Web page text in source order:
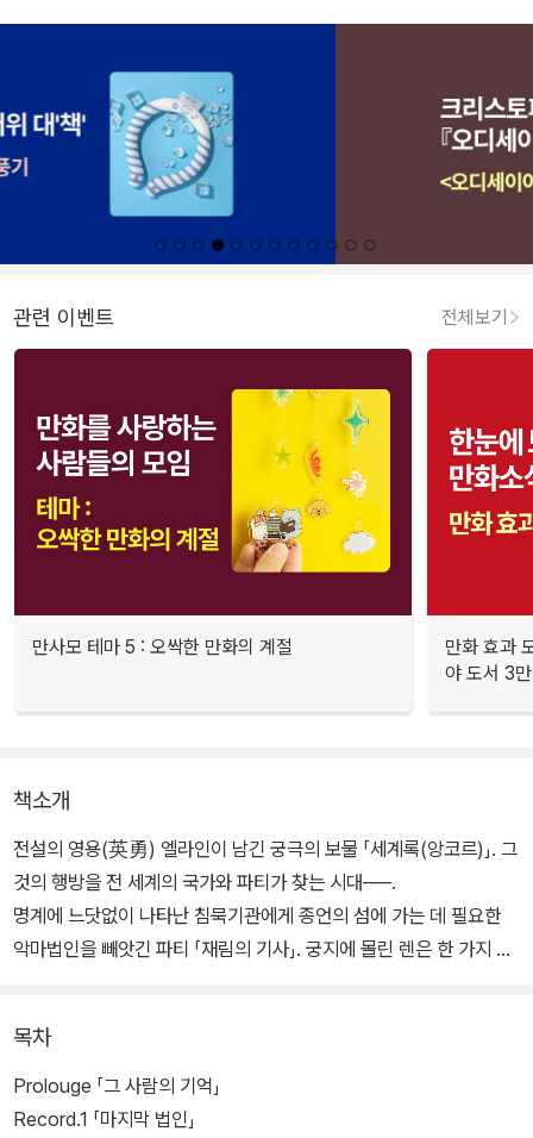
관련 이벤트 전체보기
만사모 테마 5 : 오싹한 만화의 계절
만화 효과
야 도서 3
책소개
전설의 영용(英勇) 엘라인이 남긴 궁극의 보물 「세계록(앙코르)」. 그
것의 행방을 전 세계의 국가와 파티가 찾는 시대──.
명계에 느닷없이 나타난 침묵기관에게 종언의 섬에 가는 데 필요한
악마법인을 빼앗긴 파티 「재림의 기사」. 궁지에 몰린 렌은 한 가지 비
곡을 연주하는 장소에서 벌어지는 뜨거운 앙코르 쟁탈전. 그리고 가
짜 영용은 영용만이 아는 세계의 진실을 본다!
목차
Prolouge 「그 사람의 기억」
Record.1 「마지막 법인」